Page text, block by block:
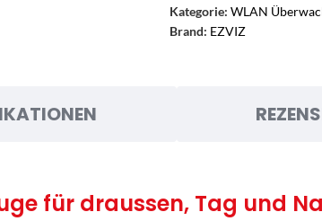
Kategorie: WLAN
Brand: EZVIZ
für draussen, Tag und